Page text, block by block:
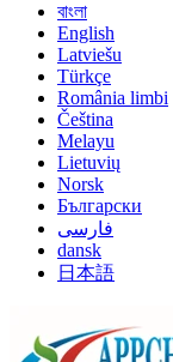
বাংলা
English
Latviešu
Türkçe
România limbi
Čeština
Melayu
Lietuvių
Norsk
Български
فارسی
dansk
日本語